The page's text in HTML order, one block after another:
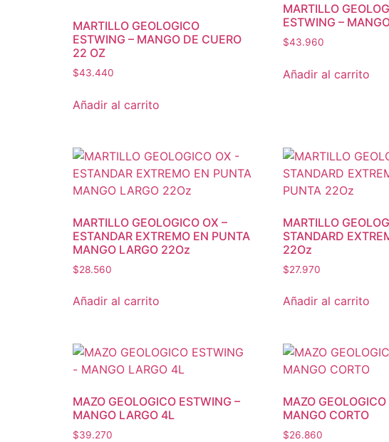
MARTILLO GEOLOGICO
ESTWING – MANGO DE CUERO
22 OZ
$43.440
Añadir al carrito
MARTILLO
ESTWING –
$43.960
Añadir al carrito
MARTILLO GEOLOGICO OX –
ESTANDAR EXTREMO EN PUNTA
MANGO LARGO 22Oz
$28.560
Añadir al carrito
MARTILLO
STANDARD
22Oz
$27.970
Añadir al carrito
MAZO GEOLOGICO ESTWING –
MANGO LARGO 4L
$39.270
MAZO
MANGO CORTO
$26.860